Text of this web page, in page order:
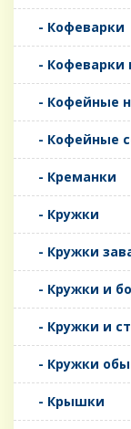
- Кофеварки
- Кофеварки
- Кофейные
- Кофейные
- Креманки
- Кружки
- Кружки
- Кружки и
- Кружки и
- Кружки
- Крышки